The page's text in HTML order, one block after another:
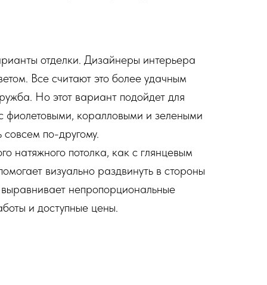
отделки. Дизайнеры интерьера
Все считают это более удачным
Но этот вариант подойдет для
фиолетовыми, коралловыми и зелеными
по-другому.
потолка, как с глянцевым
визуально раздвинуть в стороны
непропорциональные
и доступные цены.